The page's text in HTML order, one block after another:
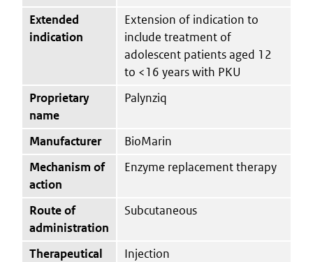
Extended
indication
Extension of indication to
include treatment of
adolescent patients aged 12
to <16 years with PKU
Proprietary
name
Palynziq
Manufacturer
BioMarin
Mechanism of
action
Enzyme replacement therapy
Route of
administration
Subcutaneous
Therapeutical
Injection